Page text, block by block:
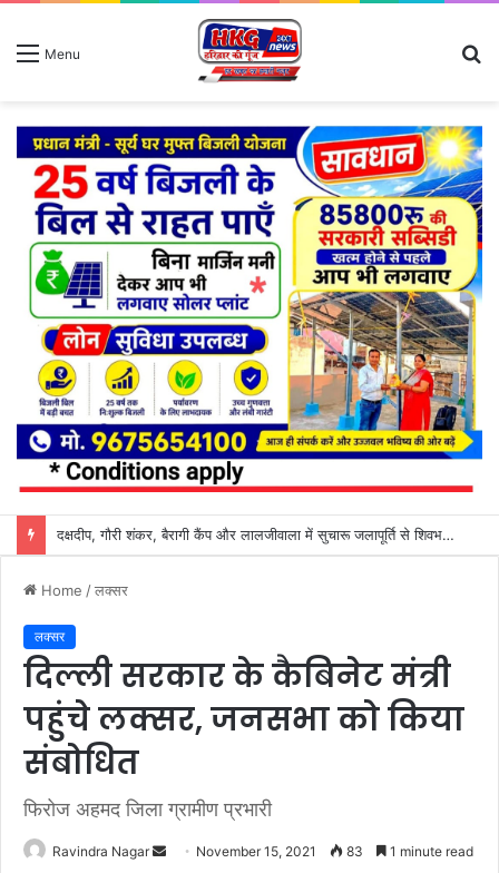
Menu
शिवभक्तों के स्वास्थ्य की सुरक्षा में जुटा स्वास्थ्य विभाग, 32 शिविरों में मिल रहा नि:शुल्क उपचार
Home /लक्सर
लक्सर
दिल्ली सरकार के कैबिनेट मंत्री
पहुंचे लक्सर, जनसभा को किया
संबोधित
फिरोज अहमद जिला ग्रामीण प्रभारी
Ravindra Nagar
Send November 15, 2021 83 1 minute read